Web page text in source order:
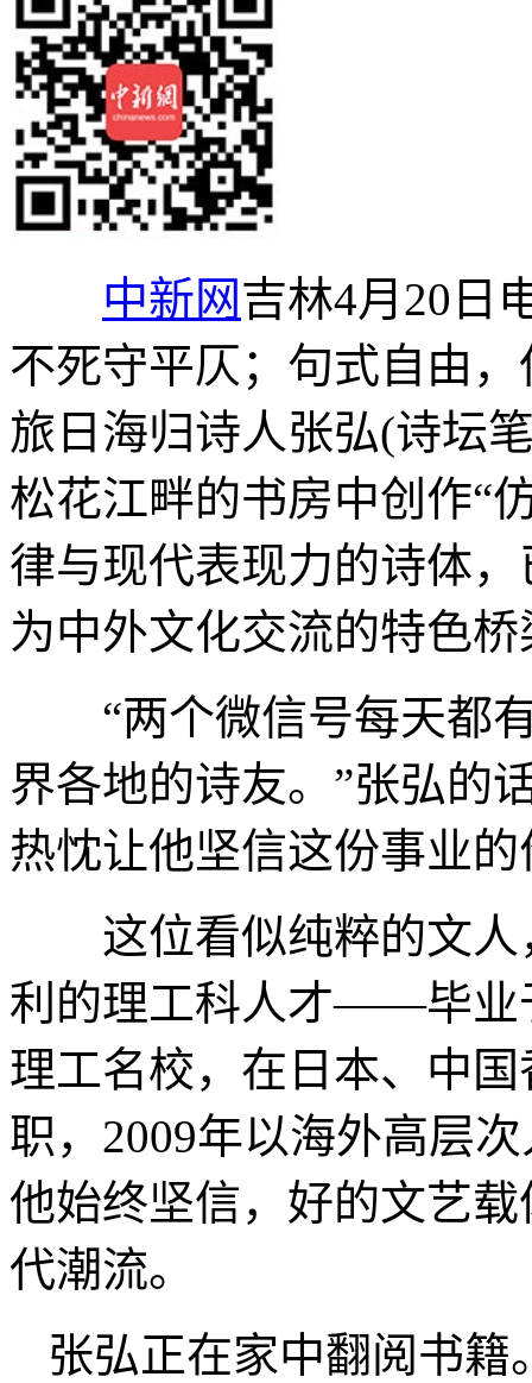
中新网吉林4月20日
不死守平仄；句式自由
旅日海归诗人张弘(诗坛
松花江畔的书房中创作“
律与现代表现力的诗体
为中外文化交流的特色桥
“两个微信号每天都有
界各地的诗友。”张弘的
热忱让他坚信这份事业的
这位看似纯粹的文人
利的理工科人才——毕业
理工名校，在日本、中
职，2009年以海外高层
他始终坚信，好的文艺
代潮流。
张弘正在家中翻阅书